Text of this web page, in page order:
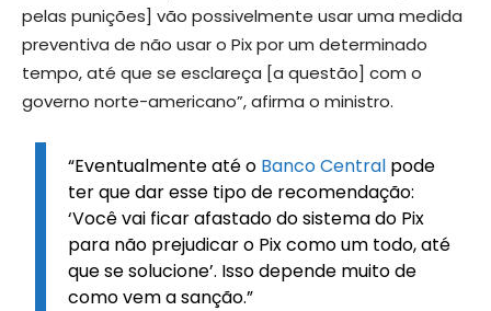
pelas punições] vão possivelmente usar uma medida
preventiva de não usar o Pix por um determinado
tempo, até que se esclareça [a questão] com o
governo norte-americano”, afirma o ministro.
“Eventualmente até o Banco Central pode
ter que dar esse tipo de recomendação:
‘Você vai ficar afastado do sistema do Pix
para não prejudicar o Pix como um todo, até
que se solucione’. Isso depende muito de
como vem a sanção.”